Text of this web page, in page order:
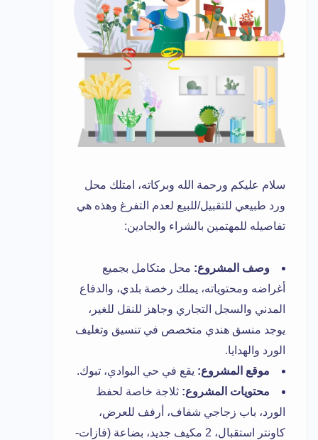
سلام عليكم ورحمة الله وبركاته، امتلك محل
ورد طبيعي للتقبيل/للبيع لعدم التفرغ وهذه هي
تفاصيله للمهتمين بالشراء والجادين:
وصف المشروع: محل متكامل بجميع
أغراضه ومحتوياته، يملك رخصة بلدي، والدفاع
المدني والسجل التجاري وجاهز للنقل للغير،
يوجد منسق هندي متخصص في تنسيق وتغليف
الورد والهدايا.
موقع المشروع: يقع في حي البوادي، تبوك.
محتويات المشروع: ثلاجة خاصة لحفظ
الورد، باب زجاجي شفاف، أرفف للعرض،
كاونتر استقبال، 2 مكيف جديد، بضاعة (فازات-